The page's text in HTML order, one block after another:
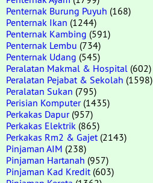
Penternak Burung Puyuh (168)
Penternak Ikan (1244)
Penternak Kambing (591)
Penternak Lembu (734)
Penternak Udang (545)
Peralatan Makmal & Hospital (602)
Peralatan Pejabat & Sekolah (1598)
Peralatan Sukan (795)
Perisian Komputer(1435)
Perkakas Dapur(957)
Perkakas Elektrik (865)
Perkakas Rm2 & Gajet (2143)
Pinjaman AIM (238)
Pinjaman Hartanah (957)
Pinjaman Kad Kredit (603)